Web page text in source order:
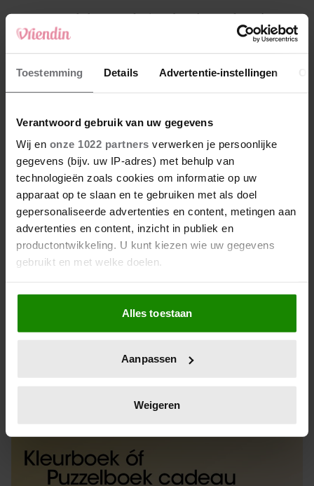
Toestemming Details Advertentie-instellingen
Verantwoord gebruik van uw gegevens
Wij en onze 1022 partners verwerken je persoonlijke
gegevens (bijv. uw IP-adres) met behulp van
technologieën zoals cookies om informatie op uw
apparaat op te slaan en te gebruiken met als doel
gepersonaliseerde advertenties en content, metingen aan
advertenties en content, inzicht in publiek en
productontwikkeling. U kunt kiezen wie uw gegevens
gebruikt en met welke doelen.
Als u het toestaat, willen we ook graag:
Informatie verzamelen over uw geografische
locatie, die tot een paar meter nauwkeurig kan zijn
scannen op specifieke eigenschappen (fingerprinting)
verwerkt en stel uw voorkeuren in het
intrekken in de Cookieverklaring.
We gebruiken cookies om content en advertenties te
Alles toestaan
Aanpassen
Weigeren
4 Makelaar Mandy: ‘Een bericht van de BN’er.
Een foto. Mijn lijf reageert’
5 Makelaar Mandy: ‘Vrijdagavond belde Bart.
Hij sprak eng kalm’
Nieuw